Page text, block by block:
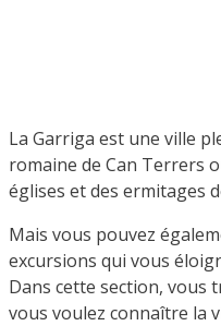
La Garriga est une ville
romaine de Can Terrers
églises et des ermitages
Mais vous pouvez
excursions qui vous
Dans cette section, vous
vous voulez connaître la